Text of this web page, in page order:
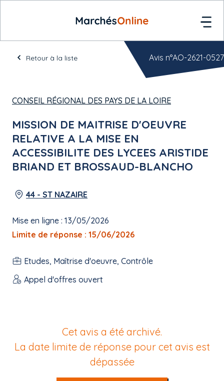
Retour à la liste
CONSEIL RÉGIONAL DES PAYS DE LA LOIRE
MISSION DE MAITRISE D'OEUVRE
RELATIVE A LA MISE EN
ACCESSIBILITE DES LYCEES ARISTIDE
BRIAND ET BROSSAUD-BLANCHO
44 - ST NAZAIRE
Mise en ligne : 13/05/2026
Limite de réponse : 15/06/2026
Etudes, Maîtrise d'oeuvre, Contrôle
Appel d'offres ouvert
Avis n°AO-2621-0527
Cet avis a été archivé.
La date limite de réponse pour cet avis est
dépassée